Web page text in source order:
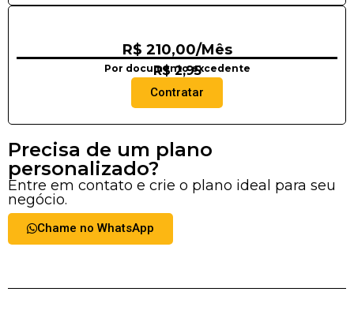
R$ 210,00/Mês
R$ 2,95
Por documento excedente
Contratar
Precisa de um plano
personalizado?
Entre em contato e crie o plano ideal para seu
negócio.
Chame no WhatsApp